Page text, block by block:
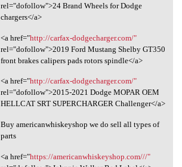
rel="dofollow">24 Brand Wheels for Dodge
chargers</a>
<a href="http://carfax-dodgecharger.com/"
rel="dofollow">2019 Ford Mustang Shelby GT350
front brakes calipers pads rotors spindle</a>
<a href="http://carfax-dodgecharger.com/"
rel="dofollow">2015-2021 Dodge MOPAR OEM
HELLCAT SRT SUPERCHARGER Challenger</a>
Buy americanwhiskeyshop we do sell all types of
parts
<a href="https://americanwhiskeyshop.com///"